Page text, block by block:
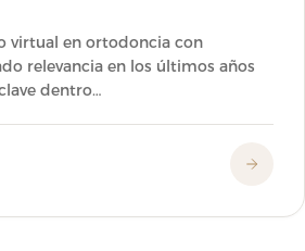
virtual en ortodoncia con
relevancia en los últimos años
dentro…